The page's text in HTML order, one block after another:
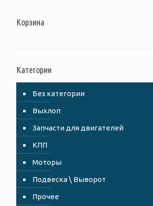
Корзина
Категории
Без категории
Выхлоп
Запчасти для двигателей
КПП
Моторы
Подвеска \ Выворот
Прочее